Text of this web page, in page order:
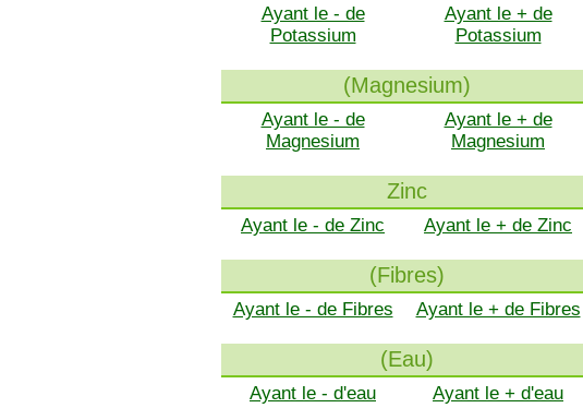
Ayant le - de
Potassium
Ayant le + de
Potassium
(Magnesium)
Ayant le - de
Magnesium
Ayant le + de
Magnesium
Zinc
Ayant le - de Zinc Ayant le + de Zinc
(Fibres)
Ayant le - de Fibres Ayant le + de Fibres
(Eau)
Ayant le - d'eau Ayant le + d'eau